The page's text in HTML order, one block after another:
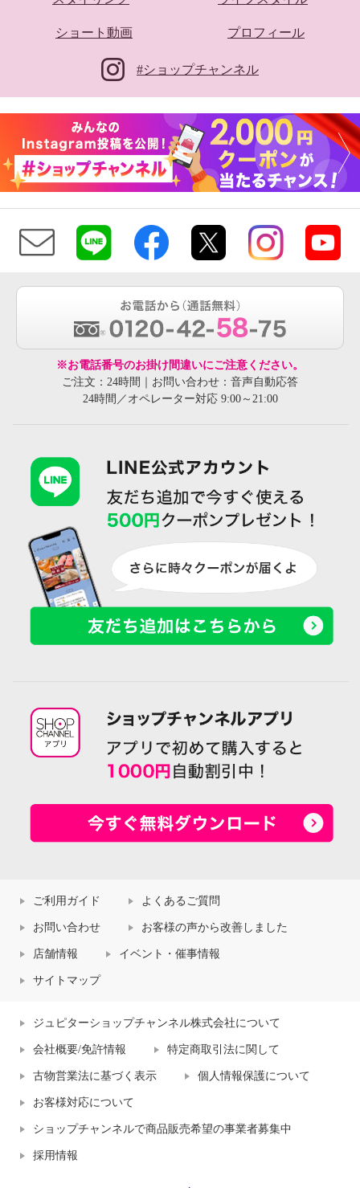
ショート動画 プロフィール
#ショップチャンネル
※お電話番号のお掛け間違いにご注意ください。
ご注文：24時間｜お問い合わせ：音声自動応答
24時間／オペレーター対応 9:00～21:00
ご利用ガイド よくあるご質問
お問い合わせ お客様の声から改善しました
店舗情報 イベント・催事情報
サイトマップ
ジュピターショップチャンネル株式会社について
会社概要/免許情報 特定商取引法に関して
古物営業法に基づく表示 個人情報保護について
お客様対応について
ショップチャンネルで商品販売希望の事業者募集中
採用情報